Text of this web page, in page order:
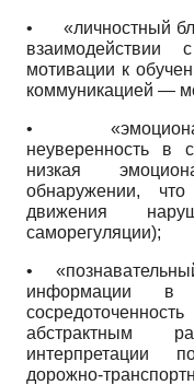
• «личностный
взаимодействии
мотивации к
коммуникацией —
•
неуверенность в
низкая
обнаружении,
движения
саморегуляции);
•
информации в
абстрактным
интерпретации
дорожно-